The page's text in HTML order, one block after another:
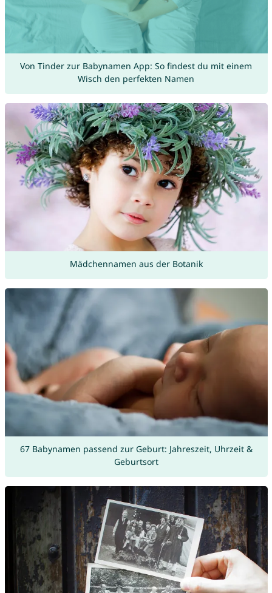
Von Tinder zur Babynamen App: So findest du mit einem
Wisch den perfekten Namen
Mädchennamen aus der Botanik
67 Babynamen passend zur Geburt: Jahreszeit, Uhrzeit &
Geburtsort